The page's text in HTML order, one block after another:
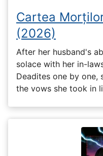
Cartea
(2026)
After her husband's
solace with her in-
Deadites one by one,
the vows she took in